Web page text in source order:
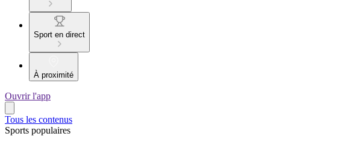
Sport en direct
À proximité
Ouvrir l'app
Tous les contenus
Sports populaires